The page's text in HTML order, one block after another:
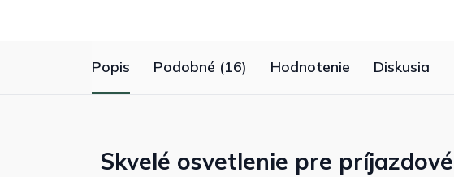
Popis Podobné (16) Hodnotenie Diskusia
Skvelé osvetlenie pre